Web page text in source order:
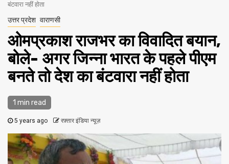
बंटवारा नहीं होता
उत्तर प्रदेश वाराणसी
ओमप्रकाश राजभर का विवादित बयान,
बोले- अगर जिन्ना भारत के पहले पीएम
बनते तो देश का बंटवारा नहीं होता
1 min read
5 years ago रफ़्तार इंडिया न्यूज़